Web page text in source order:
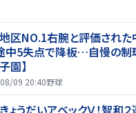
区NO.1右腕と評価された
中5失点で降板…自慢の制
園】
09 20:40野球